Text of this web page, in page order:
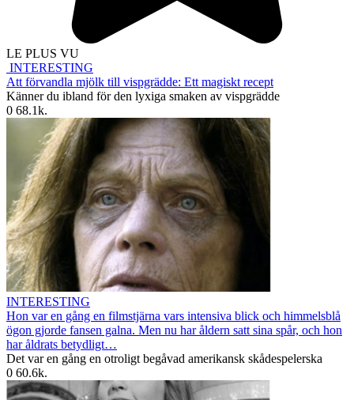
LE PLUS VU
INTERESTING
Att förvandla mjölk till vispgrädde: Ett magiskt recept
Känner du ibland för den lyxiga smaken av vispgrädde
0 68.1k.
INTERESTING
Hon var en gång en filmstjärna vars intensiva blick och himmelsblå
ögon gjorde fansen galna. Men nu har åldern satt sina spår, och hon
har åldrats betydligt…
Det var en gång en otroligt begåvad amerikansk skådespelerska
0 60.6k.